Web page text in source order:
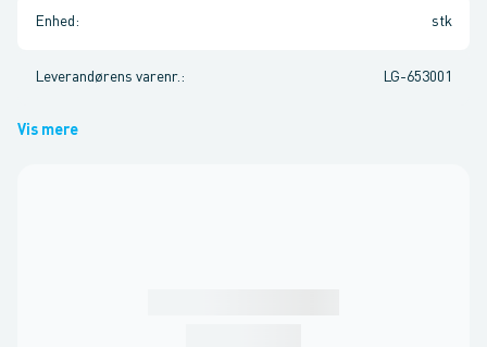
Enhed : stk
Leverandørens varenr. : LG-653001
Vis mere